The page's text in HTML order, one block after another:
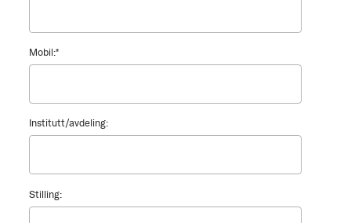
Mobil:*
Institutt/avdeling:
Stilling: